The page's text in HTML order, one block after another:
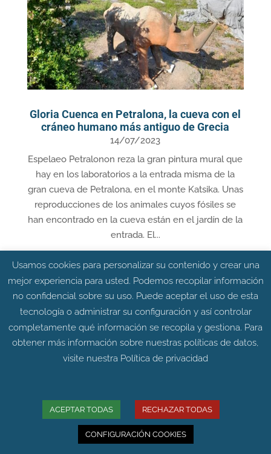
Gloria Cuenca en Petralona, la cueva con el
cráneo humano más antiguo de Grecia
14/07/2023
Espelaeo Petralonon reza la gran pintura mural que
hay en los laboratorios a la entrada misma de la
gran cueva de Petralona, en el monte Katsika. Unas
reproducciones de los animales cuyos fósiles se
han encontrado en la cueva están en el jardín de la
entrada. El...
La península ibérica jugó un papel principal
en la supervivencia de las poblaciones
Usamos cookies para personalizar su contenido y crear una
mejor experiencia para usted. Podemos recopilar información
no confidencial sobre su uso. Puede aceptar el uso de esta
tecnología o administrar su configuración y así controlar
completamente qué información se recopila y gestiona. Para
obtener más información sobre nuestras políticas de datos,
visite nuestra Política de privacidad
ACEPTAR TODAS RECHAZAR TODAS
CONFIGURACIÓN COOKIES